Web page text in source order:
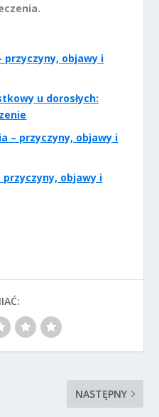
przyczyny, objawy i
u dorosłych:
– przyczyny, objawy i
objawy i
NASTĘPNY